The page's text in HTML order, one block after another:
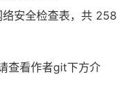
安全检查表，共 258
查看作者git下方介